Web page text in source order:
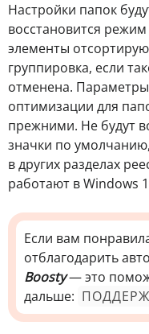
Настройки папок
восстановится
элементы
группировка, если
отменена.
оптимизации для
прежними. Не будут
значки по умолчанию,
в других разделах
работают в Windows
Если вам
отблагодарить
Boosty— это
дальше: